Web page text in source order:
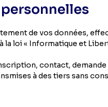
de vos données,
la loi « Informatique et
contact,
à des tiers sans